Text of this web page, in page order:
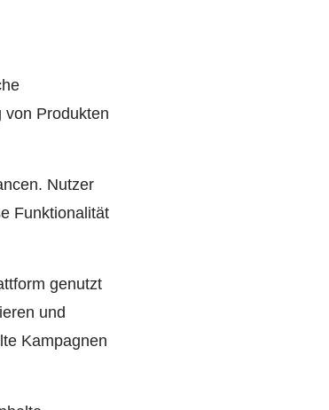
von Produkten
Nutzer
Funktionalität
genutzt
und
Kampagnen